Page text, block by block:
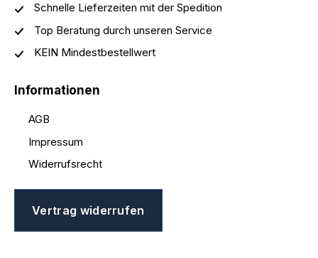
Schnelle Lieferzeiten mit der Spedition
Top Beratung durch unseren Service
KEIN Mindestbestellwert
Informationen
AGB
Impressum
Widerrufsrecht
Vertrag widerrufen